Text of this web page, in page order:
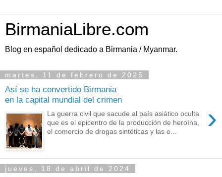
BirmaniaLibre.com
Blog en español dedicado a Birmania / Myanmar.
martes, 11 de febrero de 2025
Así se ha convertido Birmania
en la capital mundial del crimen
›
La guerra civil que sacude al país asiático oculta
que es el epicentro de la producción de heroína,
el comercio de drogas sintéticas y las e...
jueves, 18 de abril de 2024